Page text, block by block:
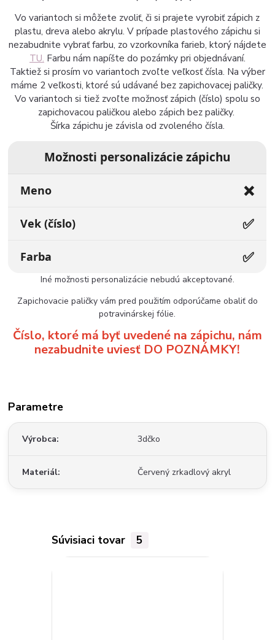
Vo variantoch si môžete zvoliť, či si prajete vyrobiť zápich z
plastu, dreva alebo akrylu. V prípade plastového zápichu si
nezabudnite vybrať farbu, zo vzorkovníka farieb, ktorý nájdete
TU. Farbu nám napíšte do pozámky pri objednávaní.
Taktiež si prosím vo variantoch zvoľte veľkosť čísla. Na výber
máme 2 veľkosti, ktoré sú udávané bez zapichovacej paličky.
Vo variantoch si tiež zvoľte možnosť zápich (číslo) spolu so
zapichovacou paličkou alebo zápich bez paličky.
Šírka zápichu je závisla od zvoleného čísla.
Možnosti personalizácie zápichu
Meno ❌
Vek (číslo) ✅
Farba ✅
Iné možnosti personalizácie nebudú akceptované.
Zapichovacie paličky vám pred použitím odporúčame obaliť do
potravinárskej fólie.
Číslo, ktoré má byť uvedené na zápichu, nám
nezabudnite uviesť DO POZNÁMKY!
Parametre
Výrobca 3dčko
Materiál Červený zrkadlový akryl
Súvisiaci tovar 5